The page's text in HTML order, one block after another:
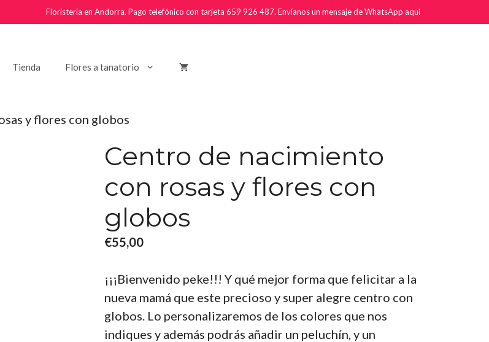
Floristería en Andorra. Pago telefónico con tarjeta 659 926 487. Envíanos un mensaje de WhatsApp aquí
Tienda Flores a tanatorio
y flores con globos
Centro de nacimiento
con rosas y flores con
globos
€55,00
¡¡¡Bienvenido peke!!! Y qué mejor forma que felicitar a la
nueva mamá que este precioso y super alegre centro con
globos. Lo personalizaremos de los colores que nos
indiques y además podrás añadir un peluchín, y un